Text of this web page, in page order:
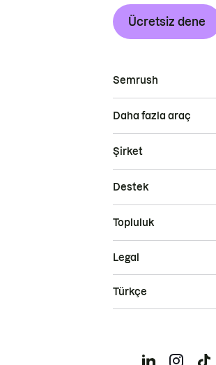
Ücretsiz dene
Semrush
Daha fazla araç
Şirket
Destek
Topluluk
Legal
Türkçe